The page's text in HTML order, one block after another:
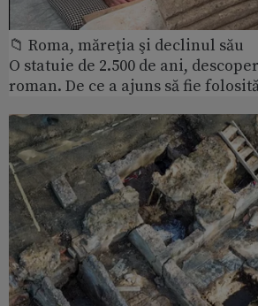
📁 Roma, măreţia şi declinul său
O statuie de 2.500 de ani,
roman. De ce a ajuns să fie